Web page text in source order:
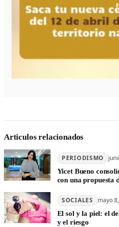
Articulos relacionados
PERIODISMO
Yicet Bueno
con una propuesta
SOCIALES mayo
El sol y la piel: el
y el riesgo